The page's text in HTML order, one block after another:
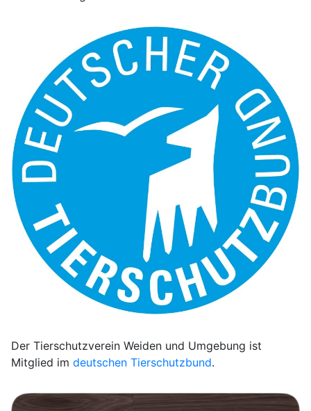
Der Tierschutzverein Weiden und Umgebung ist
Mitglied im deutschen Tierschutzbund.